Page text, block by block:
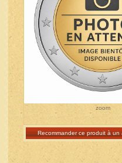
zoom
Recommander ce produit à un